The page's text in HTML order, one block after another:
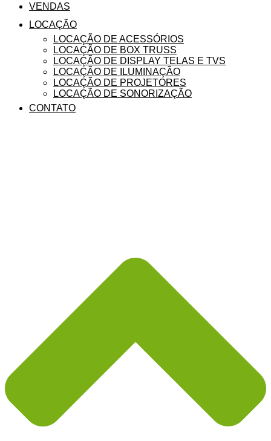
VENDAS
LOCAÇÃO
LOCAÇÃO DE ACESSÓRIOS
LOCAÇÃO DE BOX TRUSS
LOCAÇÃO DE DISPLAY TELAS E TVS
LOCAÇÃO DE ILUMINAÇÃO
LOCAÇÃO DE PROJETORES
LOCAÇÃO DE SONORIZAÇÃO
CONTATO